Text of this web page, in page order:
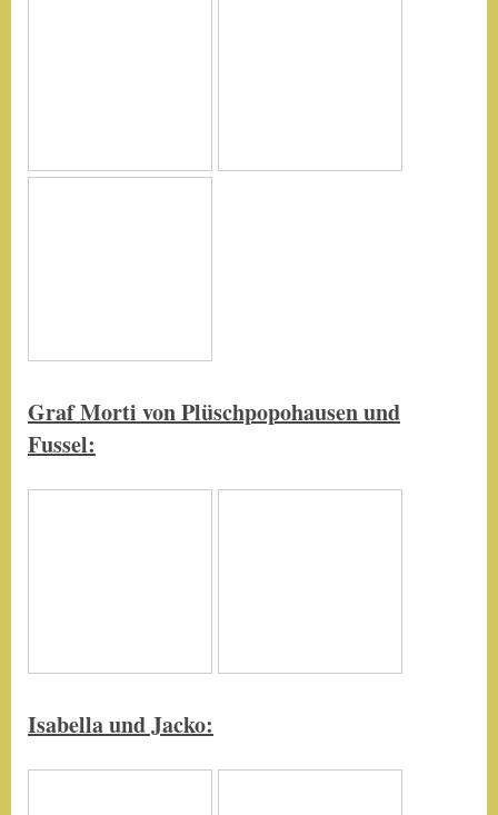
Graf Morti von Plüschpopohausen und
Fussel:
Isabella und Jacko: